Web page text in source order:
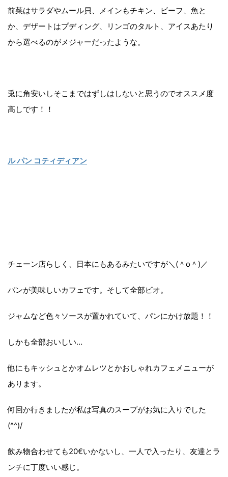
前菜はサラダやムール貝、メインもチキン、ビーフ、魚と
か、デザートはプディング、リンゴのタルト、アイスあたり
から選べるのがメジャーだったような。
兎に角安いしそこまではずしはしないと思うのでオススメ度
高しです！！
ル パン コティディアン
チェーン店らしく、日本にもあるみたいですが＼(＾o＾)／
パンが美味しいカフェです。そして全部ビオ。
ジャムなど色々ソースが置かれていて、パンにかけ放題！！
しかも全部おいしい…
他にもキッシュとかオムレツとかおしゃれカフェメニューが
あります。
何回か行きましたが私は写真のスープがお気に入りでした
(^^)/
飲み物合わせても20€いかないし、一人で入ったり、友達とラ
ンチに丁度いい感じ。